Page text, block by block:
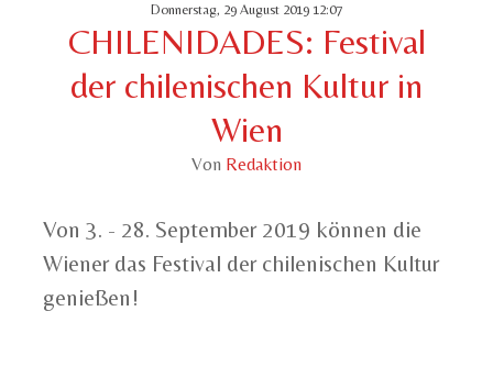
Donnerstag, 29 August 2019 12:07
CHILENIDADES: Festival
der chilenischen Kultur in
Wien
Von Redaktion
Von 3. - 28. September 2019 können die
Wiener das Festival der chilenischen Kultur
genießen!